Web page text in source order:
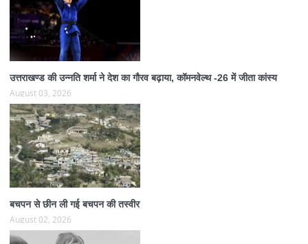
उत्तराखण्ड की उन्नति शर्मा ने देश का गौरव बढ़ाया, कॉमनवेल्थ -26 में जीता कांस्य
August 03, 2026
बचपन से छीन ली गई बचपन की तस्वीर
August 02, 2026